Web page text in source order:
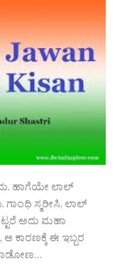
ಹಾಗೆಯೇ ಲಾಲ್
ಗಾಂಧಿ ಸ್ಮರೀಸಿ, ಲಾಲ್
ಅದು ಮಹಾ
ಆ ಕಾರಣಕ್ಕೆ ಈ ಇಬ್ಬರ